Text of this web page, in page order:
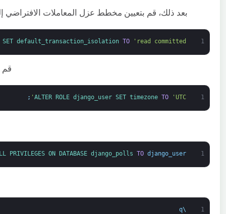
بعد ذلك، قم بتعيين مخطط عزل المعاملات الافتراضي
1
SET default_transaction_isolation TO 'read committed'
قم
1
ALTER ROLE django_user SET timezone TO 'UTC'
;
1
PRIVILEGES ON DATABASE django_polls TO django_user
1
\
q